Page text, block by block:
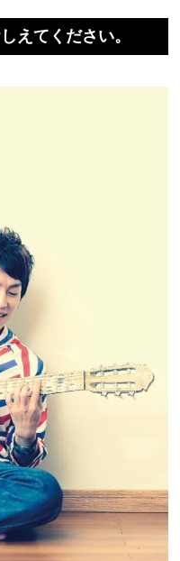
えてください。